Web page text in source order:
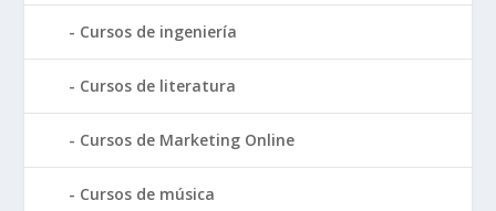
Cursos de ingeniería
Cursos de literatura
Cursos de Marketing Online
Cursos de música